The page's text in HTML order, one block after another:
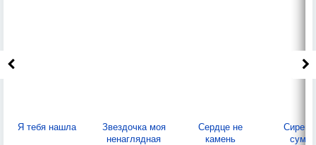
Я тебя нашла
Звездочка моя
ненаглядная
Сердце не
камень